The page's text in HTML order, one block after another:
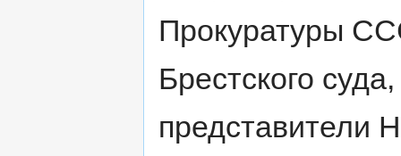
Прокуратуры
Брестского
представители